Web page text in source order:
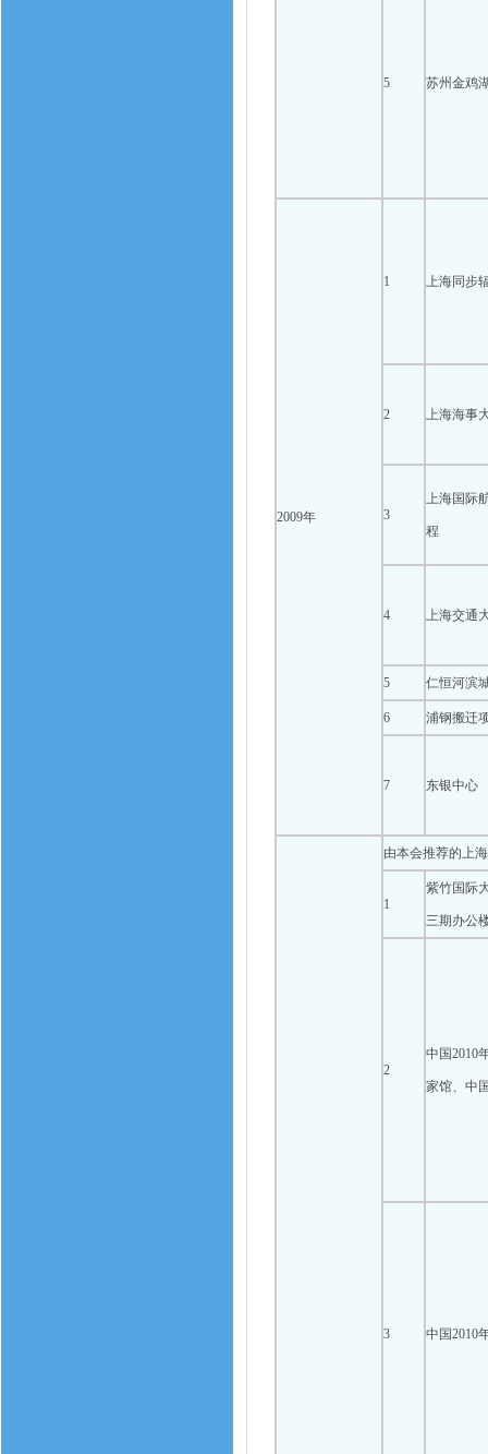
5 苏州金鸡
2009年
1 上海同步
2 上海海事
3
上海国际
程
4 上海交通
5 仁恒河滨
6 浦钢搬迁
7 东银中心
由本会推荐的上
1
紫竹国际
三期办公
2
中国2010
家馆、中
3 中国2010